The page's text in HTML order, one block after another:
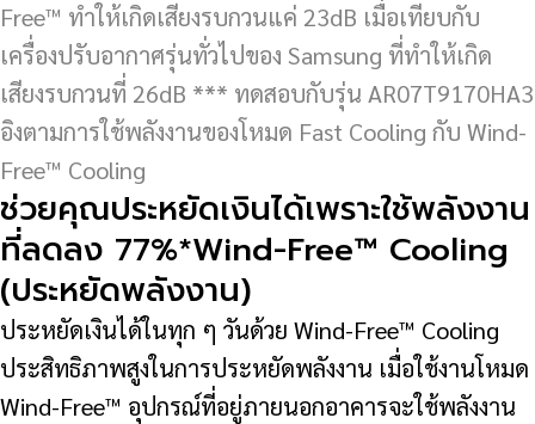
Free™ ทำให้เกิดเสียงรบกวนแค่ 23dB เมื่อเทียบกับ
เครื่องปรับอากาศรุ่นทั่วไปของ Samsung ที่ทำให้เกิด
เสียงรบกวนที่ 26dB *** ทดสอบกับรุ่น AR07T9170HA3
อิงตามการใช้พลังงานของโหมด Fast Cooling กับ Wind-
Free™ Cooling
ช่วยคุณประหยัดเงินได้เพราะใช้พลังงาน
ที่ลดลง 77%*Wind-Free™ Cooling
(ประหยัดพลังงาน)
ประหยัดเงินได้ในทุก ๆ วันด้วย Wind-Free™ Cooling
ประสิทธิภาพสูงในการประหยัดพลังงาน เมื่อใช้งานโหมด
Wind-Free™ อุปกรณ์ที่อยู่ภายนอกอาคารจะใช้พลังงาน